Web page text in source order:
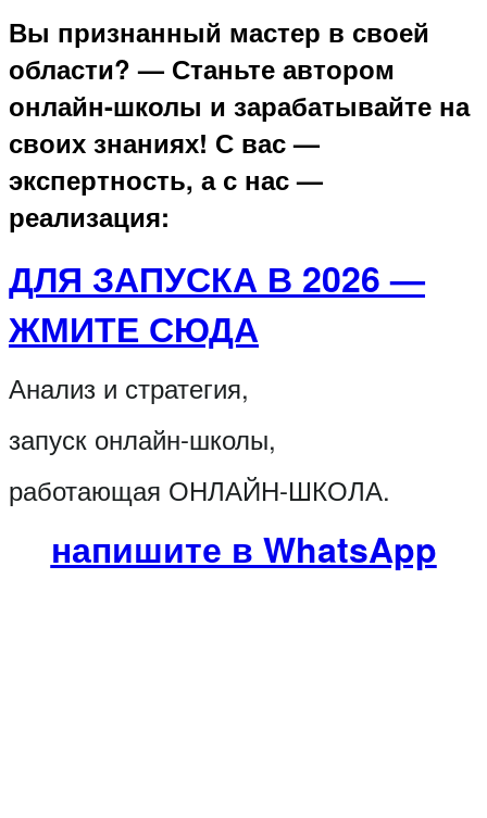
Вы признанный мастер в своей
области? — Станьте автором
онлайн-школы и зарабатывайте на
своих знаниях! С вас —
экспертность, а с нас —
реализация:
ДЛЯ ЗАПУСКА В 2026 —
ЖМИТЕ СЮДА
Анализ и стратегия,
запуск онлайн-школы,
работающая ОНЛАЙН-ШКОЛА.
напишите в WhatsApp